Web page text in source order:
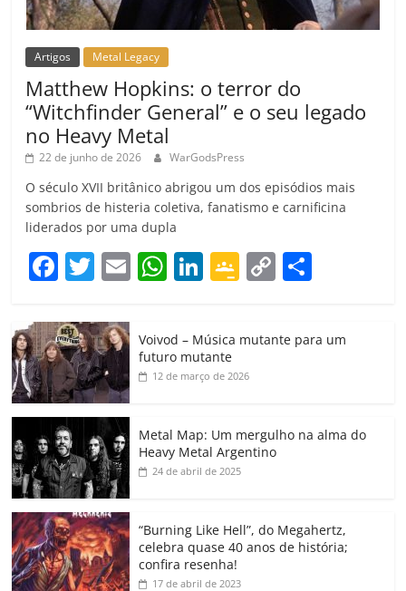
Artigos Metal Legacy
Matthew Hopkins: o terror do
“Witchfinder General” e o seu legado
no Heavy Metal
22 de junho de 2026 WarGodsPress
O século XVII britânico abrigou um dos episódios mais
sombrios de histeria coletiva, fanatismo e carnificina
liderados por uma dupla
F
c
e
b
o
o
k
T
itt
er
E
ai
W
at
s
A
p
Li
k
e
dI
G
gl
e
a
ss
o
m
C
y
k
p
h
Voivod – Música mutante para um
futuro mutante
12 de março de 2026
Metal Map: Um mergulho na alma do
Heavy Metal Argentino
24 de abril de 2025
“Burning Like Hell”, do Megahertz,
celebra quase 40 anos de história;
confira resenha!
17 de abril de 2023